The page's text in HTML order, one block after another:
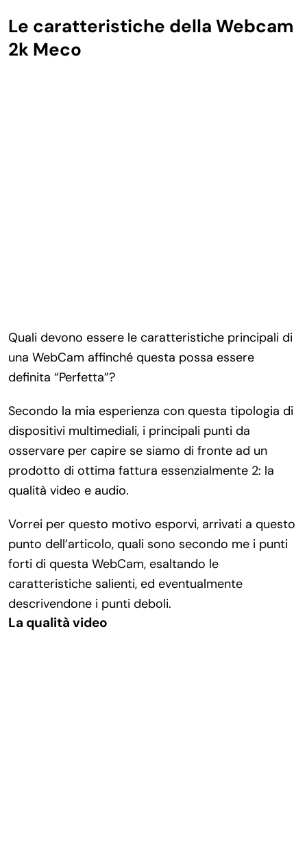
Le caratteristiche della Webcam
2k Meco
Quali devono essere le caratteristiche principali di
una WebCam affinché questa possa essere
definita “Perfetta”?
Secondo la mia esperienza con questa tipologia di
dispositivi multimediali, i principali punti da
osservare per capire se siamo di fronte ad un
prodotto di ottima fattura essenzialmente 2: la
qualità video e audio.
Vorrei per questo motivo esporvi, arrivati a questo
punto dell’articolo, quali sono secondo me i punti
forti di questa WebCam, esaltando le
caratteristiche salienti, ed eventualmente
descrivendone i punti deboli.
La qualità video